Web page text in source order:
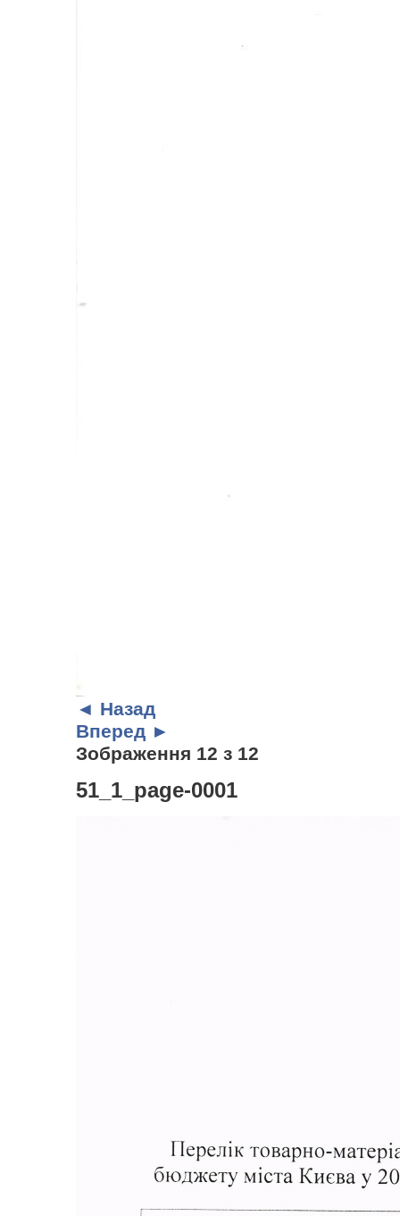
◄ Назад
Вперед ►
Зображення 12 з 12
51_1_page-0001